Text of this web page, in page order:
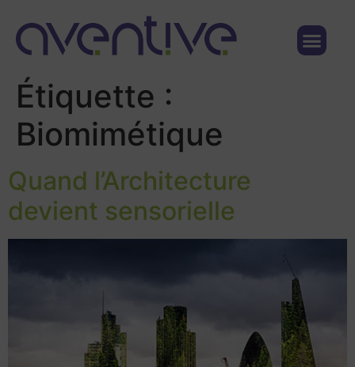
Étiquette :
Biomimétique
Quand l’Architecture
devient sensorielle